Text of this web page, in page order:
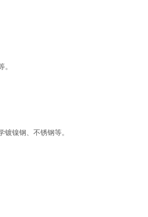
。
镍钢、不锈钢等。